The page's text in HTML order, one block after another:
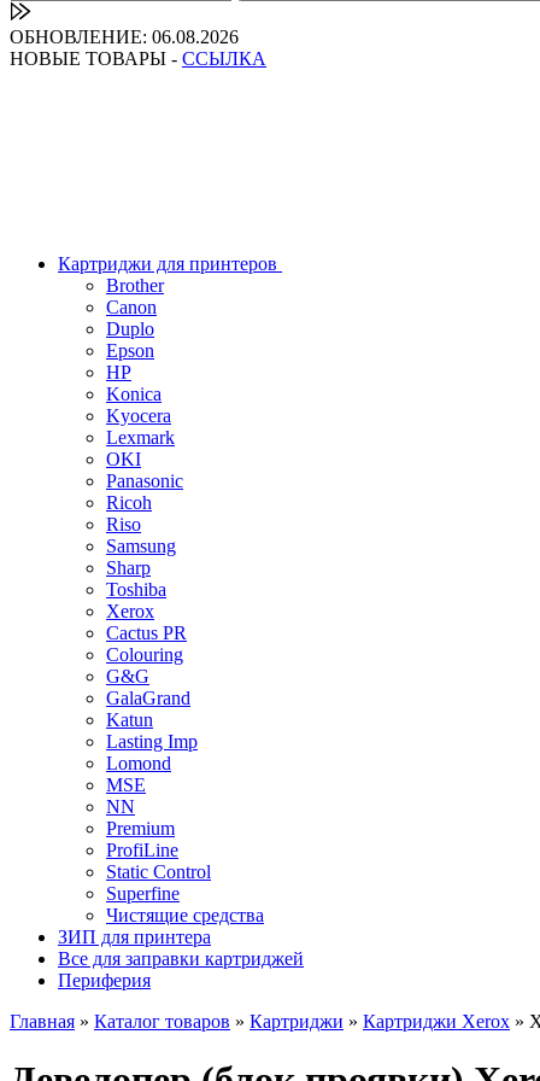
ОБНОВЛЕНИЕ: 06.08.2026
НОВЫЕ ТОВАРЫ - ССЫЛКА
Картриджи для принтеров
Brother
Canon
Duplo
Epson
HP
Konica
Kyocera
Lexmark
OKI
Panasonic
Ricoh
Riso
Samsung
Sharp
Toshiba
Xerox
Cactus PR
Colouring
G&G
GalaGrand
Katun
Lasting Imp
Lomond
MSE
NN
Premium
ProfiLine
Static Control
Superfine
Чистящие средства
ЗИП для принтера
Все для заправки картриджей
Периферия
Главная » Каталог товаров » Картриджи » Картриджи Xerox »